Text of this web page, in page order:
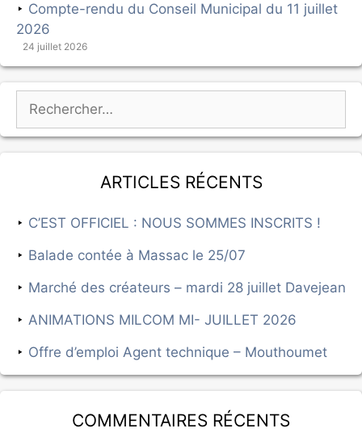
Compte-rendu du Conseil Municipal du 11 juillet
2026
24 juillet 2026
Articles récents
C’EST OFFICIEL : NOUS SOMMES INSCRITS !
Balade contée à Massac le 25/07
Marché des créateurs – mardi 28 juillet Davejean
ANIMATIONS MILCOM MI- JUILLET 2026
Offre d’emploi Agent technique – Mouthoumet
Commentaires récents